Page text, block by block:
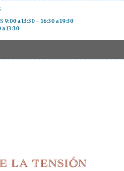
9:00 a 13:30 – 16:30 a 19:30
a 13:30
la tensión